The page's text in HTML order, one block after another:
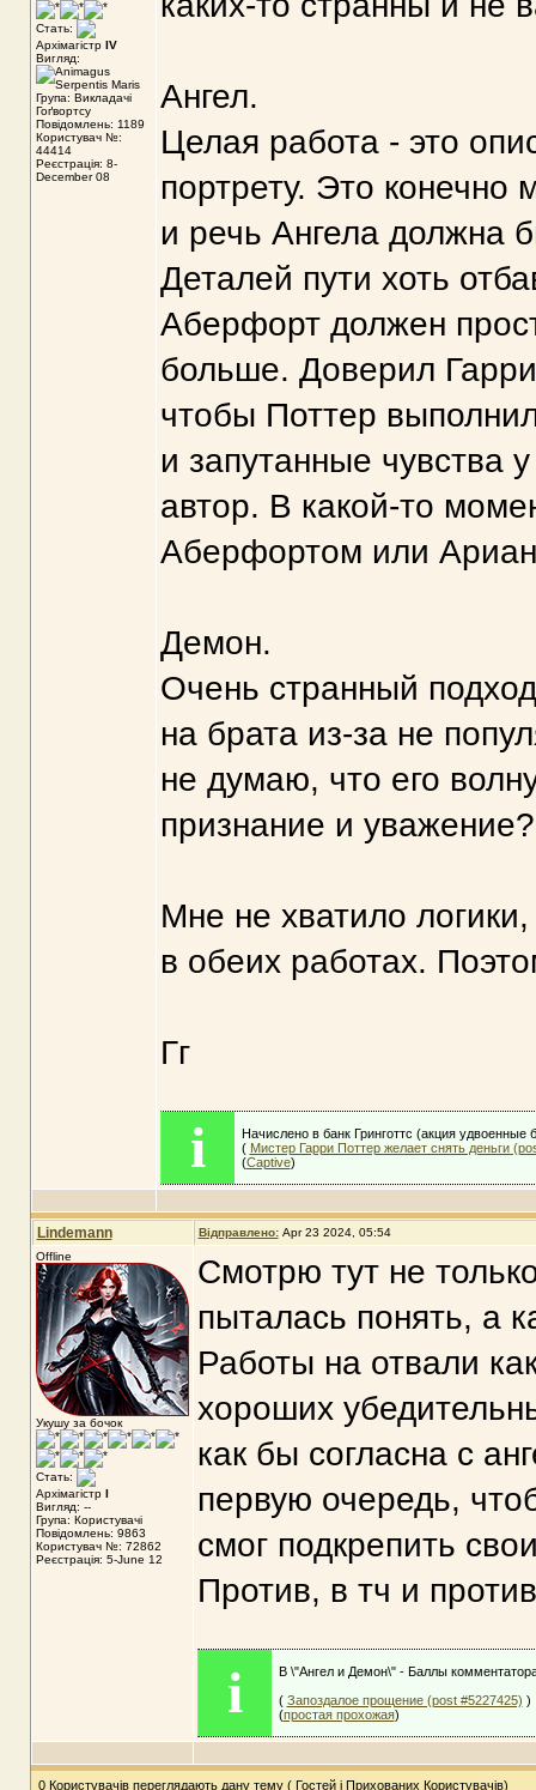
Стать:
Архімагістр IV
Вигляд:
Група: Викладачі
Гоґвортсу
Повідомлень: 1189
Користувач №:
44414
Реєстрація: 8-
December 08
Ангел.
Целая работа - это
портрету. Это конечно
и речь Ангела должна
Деталей пути хоть
Аберфорт должен
больше. Доверил
чтобы Поттер
и запутанные чувства
автор. В какой-то
Аберфортом или
Демон.
Очень странный
на брата из-за не
не думаю, что его
признание и
Мне не хватило
в обеих работах.
Гг
i
Начислено в банк Гринготтс (акция удвоенные
( Мистер Гарри Поттер желает снять деньги
(Captive)
Lindemann Відправлено: Apr 23 2024, 05:54
Offline
Укушу за бочок
Стать:
Архімагістр I
Вигляд: --
Група: Користувачі
Повідомлень: 9863
Користувач №: 72862
Реєстрація: 5-June 12
Смотрю тут не
пыталась понять, а
Работы на отвали
хороших
как бы согласна с
первую очередь,
смог подкрепить
Против, в тч и
i
В \"Ангел и Демон\" - Баллы
( Запоздалое прощение (post #5227425) )
(простая прохожая)
0 Користувачів переглядають дану тему ( Гостей і Прихованих Користувачів)